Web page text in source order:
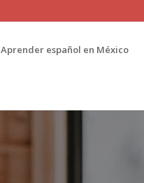
Aprender español en México